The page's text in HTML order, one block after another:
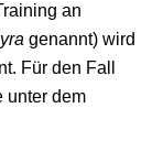
an
genannt) wird
Für den Fall
unter dem